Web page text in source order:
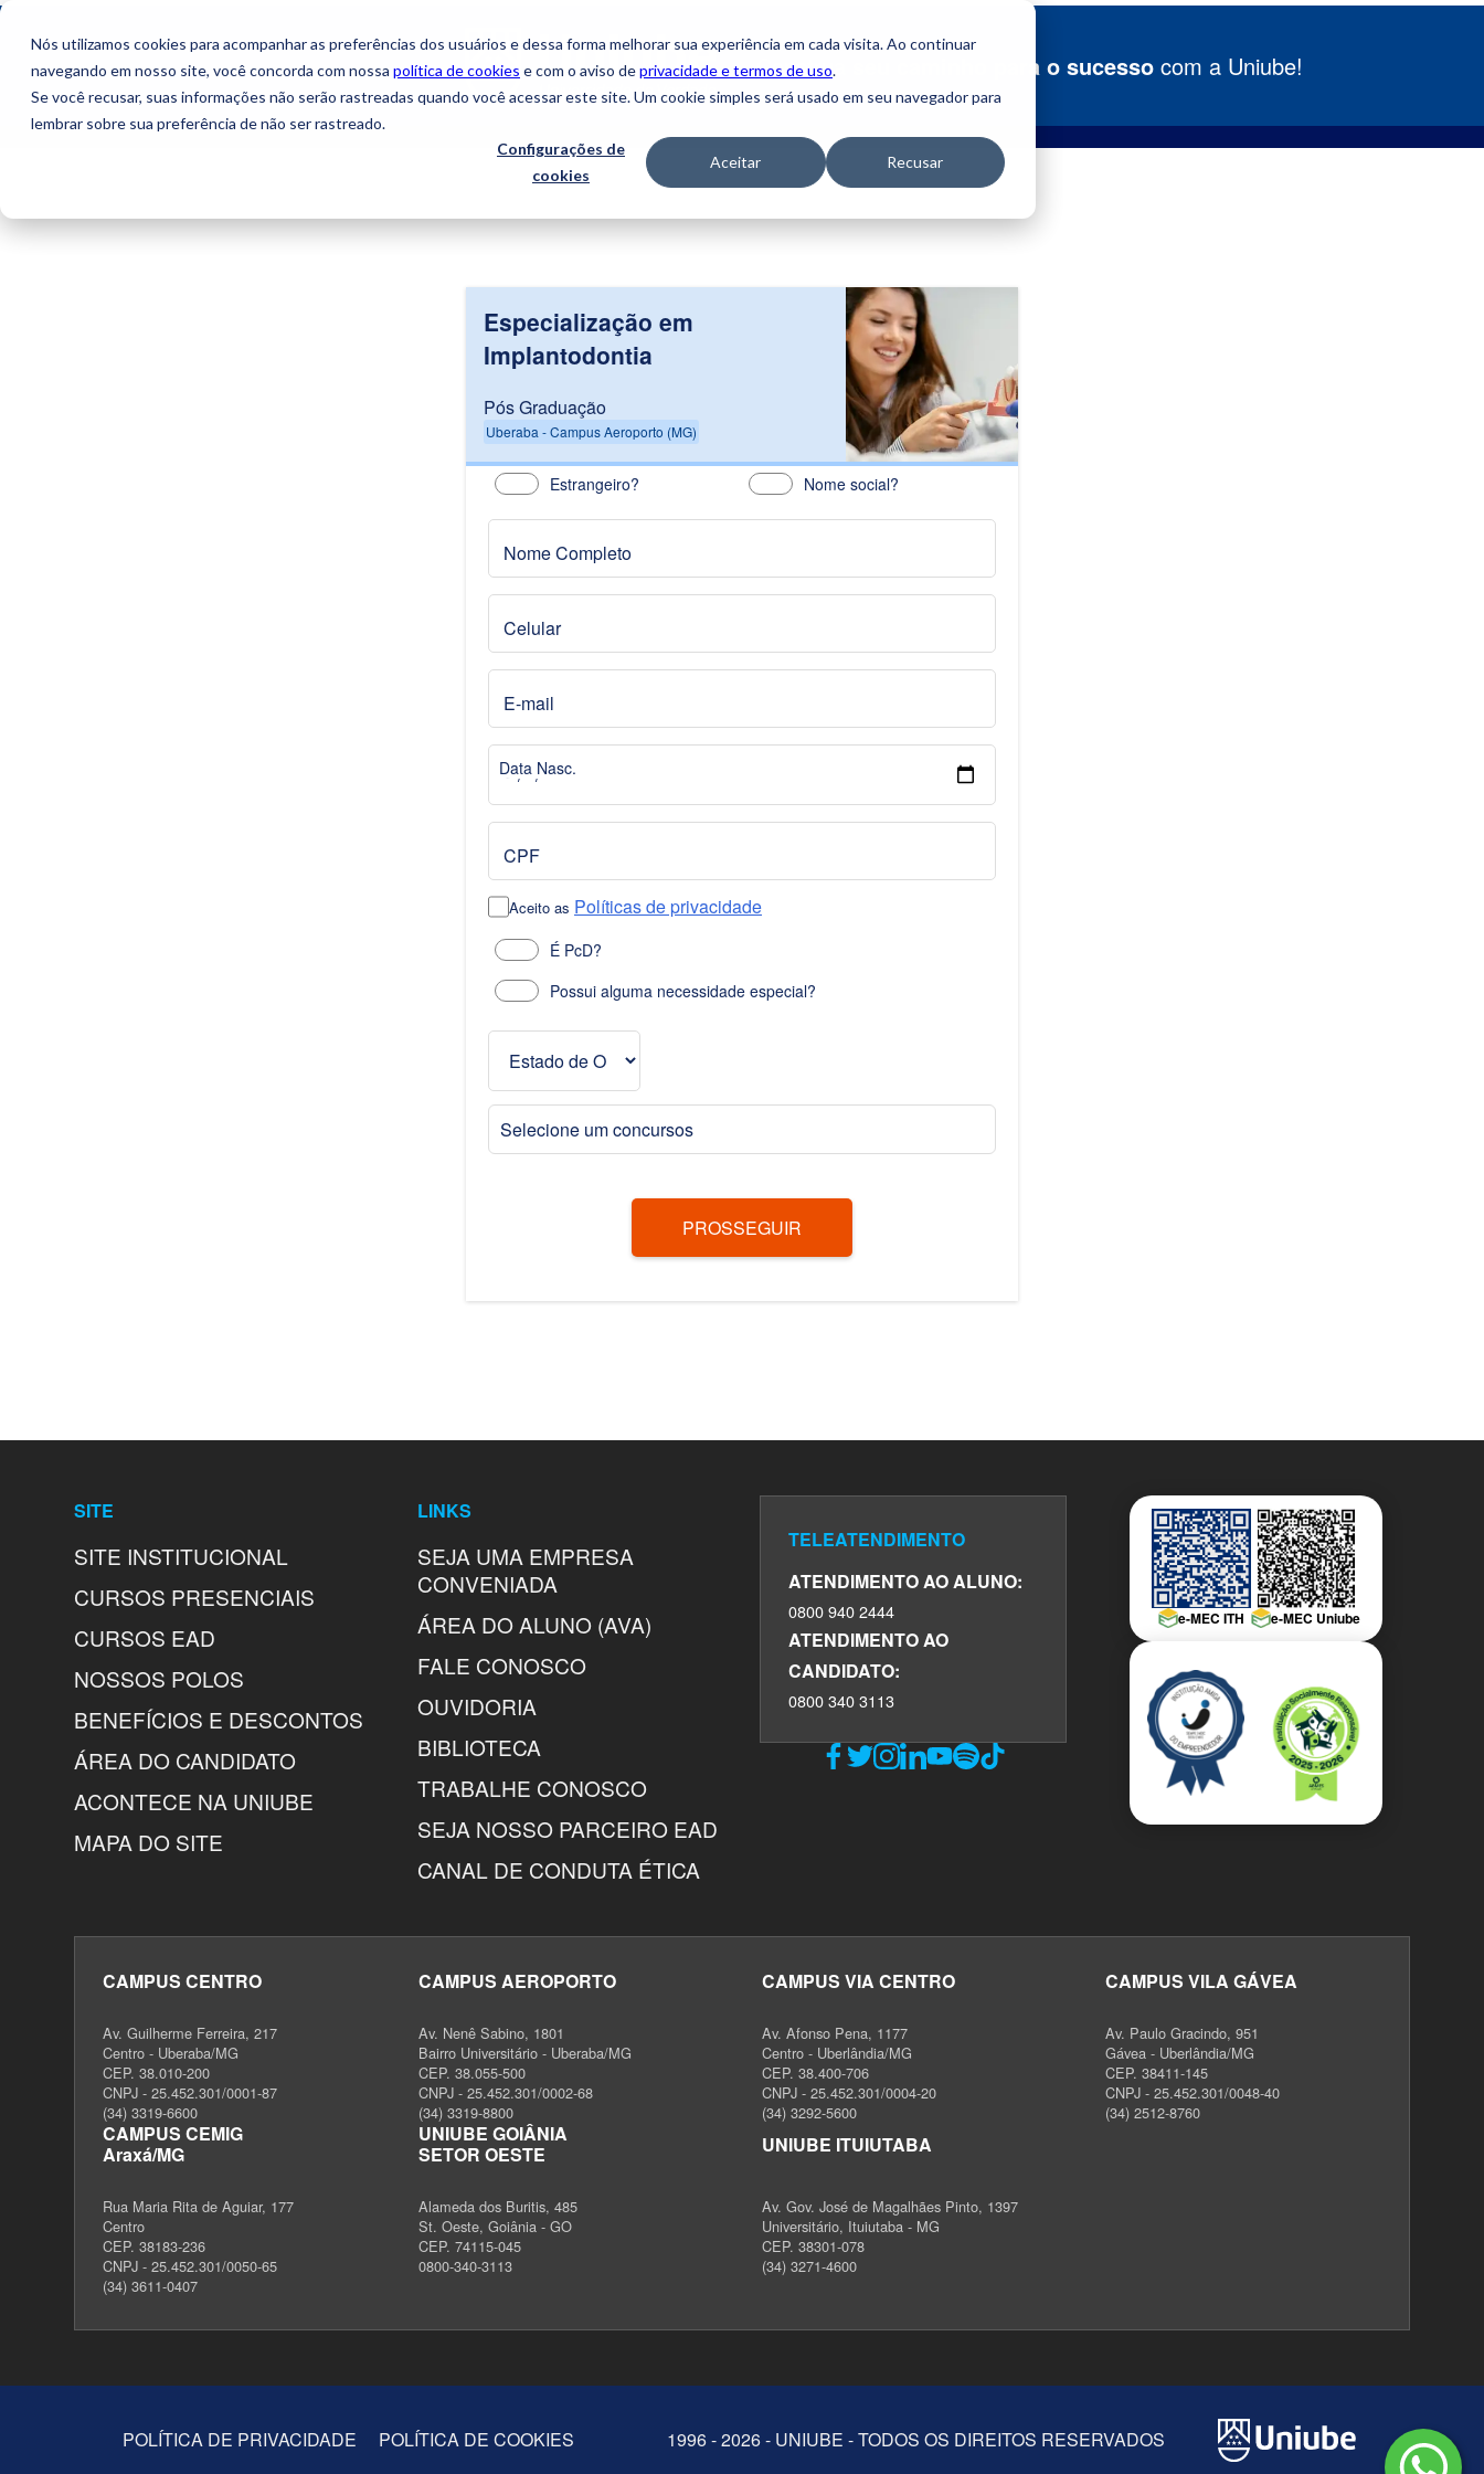
Nós utilizamos cookies para acompanhar as preferências dos usuários e dessa forma melhorar sua experiência em cada visita. Ao continuar
navegando em nosso site, você concorda com nossa política de cookies e com o aviso deprivacidade e termos de uso.
Se você recusar, suas informações não serão rastreadas quando você acessar este site. Um cookie simples será usado em seu navegador para
lembrar sobre sua preferência de não ser rastreado.
Configurações de
cookies
Aceitar Recusar
Construa seu caminho para o sucessocom a Uniube!
Especialização em
Implantodontia
Pós Graduação
Uberaba - Campus Aeroporto (MG)
Estrangeiro? Nome social?
Nome Completo
Celular
E-mail
Data Nasc.
CPF
Aceito as Políticas de privacidade
É PcD?
Possui alguma necessidade especial?
Selecione um concursos
PROSSEGUIR
SITE
SITE INSTITUCIONAL
CURSOS PRESENCIAIS
CURSOS EAD
NOSSOS POLOS
BENEFÍCIOS E DESCONTOS
ÁREA DO CANDIDATO
ACONTECE NA UNIUBE
MAPA DO SITE
LINKS
SEJA UMA EMPRESA
CONVENIADA
ÁREA DO ALUNO (AVA)
FALE CONOSCO
OUVIDORIA
BIBLIOTECA
TRABALHE CONOSCO
SEJA NOSSO PARCEIRO EAD
CANAL DE CONDUTA ÉTICA
TELEATENDIMENTO
ATENDIMENTO AO ALUNO:
0800 940 2444
ATENDIMENTO AO
CANDIDATO:
0800 340 3113
e-MEC ITH e-MEC Uniube
CAMPUS CENTRO
Av. Guilherme Ferreira, 217
Centro - Uberaba/MG
CEP. 38.010-200
CNPJ - 25.452.301/0001-87
(34) 3319-6600
CAMPUS CEMIG
Araxá/MG
Rua Maria Rita de Aguiar, 177
Centro
CEP. 38183-236
CNPJ - 25.452.301/0050-65
(34) 3611-0407
CAMPUS AEROPORTO
Av. Nenê Sabino, 1801
Bairro Universitário - Uberaba/MG
CEP. 38.055-500
CNPJ - 25.452.301/0002-68
(34) 3319-8800
UNIUBE GOIÂNIA
SETOR OESTE
Alameda dos Buritis, 485
St. Oeste, Goiânia - GO
CEP. 74115-045
0800-340-3113
CAMPUS VIA CENTRO
Av. Afonso Pena, 1177
Centro - Uberlândia/MG
CEP. 38.400-706
CNPJ - 25.452.301/0004-20
(34) 3292-5600
UNIUBE ITUIUTABA
Av. Gov. José de Magalhães Pinto, 1397
Universitário, Ituiutaba - MG
CEP. 38301-078
(34) 3271-4600
CAMPUS VILA GÁVEA
Av. Paulo Gracindo, 951
Gávea - Uberlândia/MG
CEP. 38411-145
CNPJ - 25.452.301/0048-40
(34) 2512-8760
POLÍTICA DE PRIVACIDADE POLÍTICA DE COOKIES 1996 - 2026 - UNIUBE - TODOS OS DIREITOS RESERVADOS